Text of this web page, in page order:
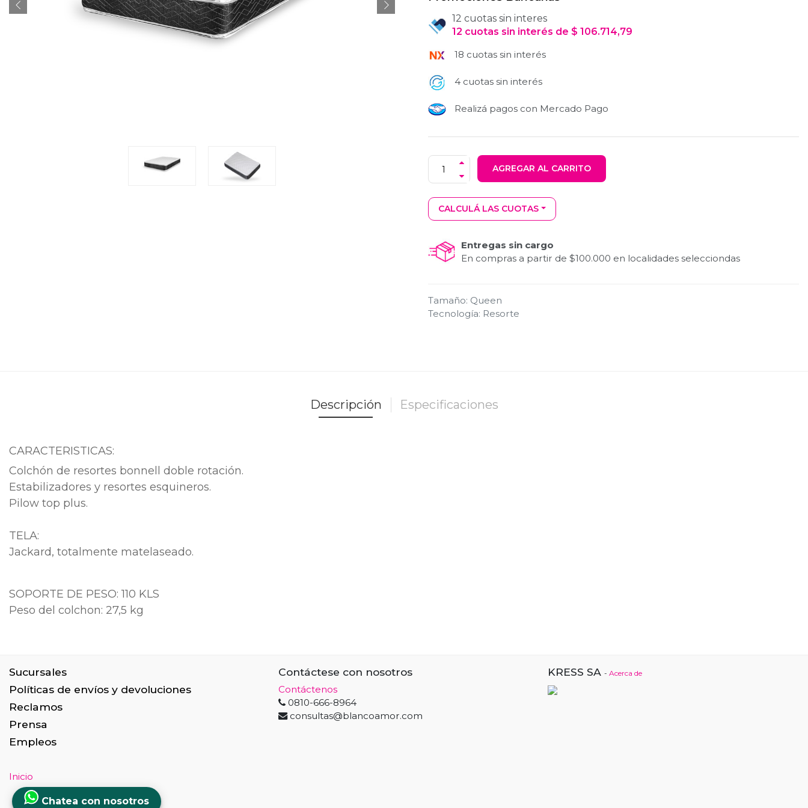
12 cuotas sin interes
12 cuotas sin interés de $ 106.714,79
18 cuotas sin interés
4 cuotas sin interés
Realizá pagos con Mercado Pago
AGREGAR AL CARRITO
CALCULÁ LAS CUOTAS
Entregas sin cargo
En compras a partir de $100.000 en localidades selecciondas
Tamaño: Queen
Tecnología: Resorte
Descripción Especificaciones
CARACTERISTICAS:
Colchón de resortes bonnell doble rotación.
Estabilizadores y resortes esquineros.
Pilow top plus.
TELA:
Jackard, totalmente matelaseado.
SOPORTE DE PESO: 110 KLS
Peso del colchon: 27,5 kg
Sucursales
Políticas de envíos y devoluciones
Reclamos
Prensa
Empleos
Inicio
Contáctese con nosotros
Contáctenos
0810-666-8964
consultas@blancoamor.com
KRESS SA - Acerca de
Chatea con nosotros